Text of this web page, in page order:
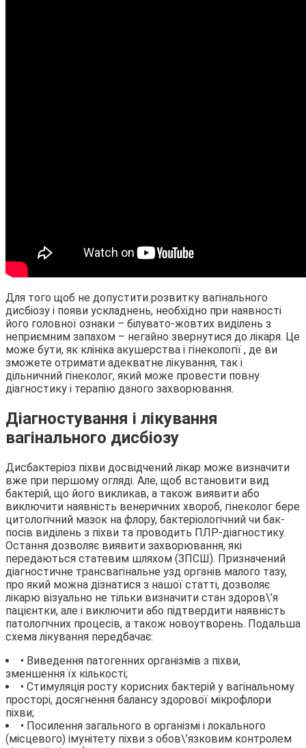
Для того щоб не допустити розвитку вагінального
дисбіозу і появи ускладнень, необхідно при наявності
його головної ознаки – білувато-жовтих виділень з
неприємним запахом – негайно звернутися до лікаря. Це
може бути, як клініка акушерства і гінекології , де ви
зможете отримати адекватне лікування, так і
дільничний гінеколог, який може провести повну
діагностику і терапію даного захворювання.
Діагностування і лікування
вагінального дисбіозу
Дисбактеріоз піхви досвідчений лікар може визначити
вже при першому огляді. Але, щоб встановити вид
бактерій, що його викликав, а також виявити або
виключити наявність венеричних хвороб, гінеколог бере
цитологічний мазок на флору, бактеріологічний чи бак-
посів виділень з піхви та проводить ПЛР-діагностику.
Остання дозволяє виявити захворювання, які
передаються статевим шляхом (ЗПСШ). Призначений
діагностичне трансвагінальне узд органів малого тазу,
про який можна дізнатися з нашої статті, дозволяє
лікарю візуально не тільки визначити стан здоров\’я
пацієнтки, але і виключити або підтвердити наявність
патологічних процесів, а також новоутворень. Подальша
схема лікування передбачає:
• Виведення патогенних організмів з піхви,
зменшення їх кількості;
• Стимуляція росту корисних бактерій у вагінальному
просторі, досягнення балансу здорової мікрофлори
піхви;
• Посилення загального в організмі і локального
(місцевого) імунітету піхви з обов\’язковим контролем